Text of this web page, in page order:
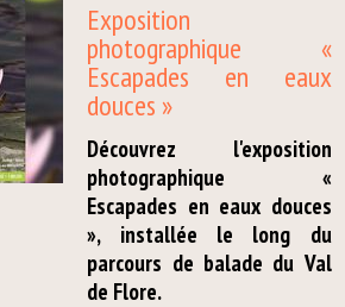
Exposition
photographique «
Escapades en eaux
douces »
Découvrez l'exposition
photographique «
Escapades en eaux douces
», installée le long du
parcours de balade du Val
de Flore.